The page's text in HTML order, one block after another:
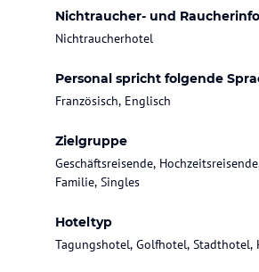
Nichtraucher- und
Nichtraucherhotel
Personal spricht folgende
Französisch, Englisch
Zielgruppe
Geschäftsreisende,
Familie, Singles
Hoteltyp
Tagungshotel, Golfhotel, Stadthotel,